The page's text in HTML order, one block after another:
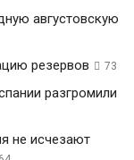
августовскую
резервов 73
разгромили
не исчезают